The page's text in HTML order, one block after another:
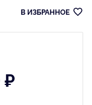
В ИЗБРАННОЕ